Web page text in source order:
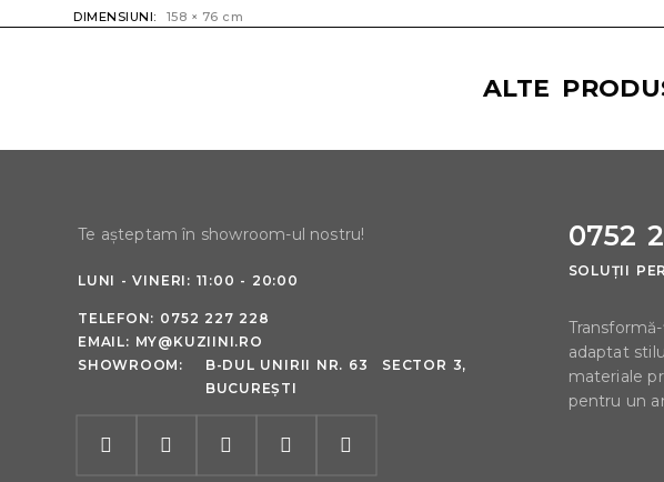
DIMENSIUNI 158 × 76 cm
ALTE
Te așteptam în showroom-ul nostru!
LUNI - VINERI: 11:00 - 20:00
TELEFON: 0752 227 228
EMAIL: MY@KUZIINI.RO
SHOWROOM:
B-DUL UNIRII NR. 63 SECTOR 3,
BUCUREȘTI
0752
SOLUȚII
adaptat
materiale
pentru un